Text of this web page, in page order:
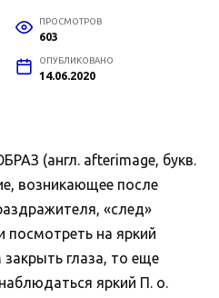
ПРОСМОТРОВ
603
ОПУБЛИКОВАНО
14.06.2020
(англ. afterimage, букв.
возникающее после
«след»
посмотреть на яркий
глаза, то еще
яркий П. о.